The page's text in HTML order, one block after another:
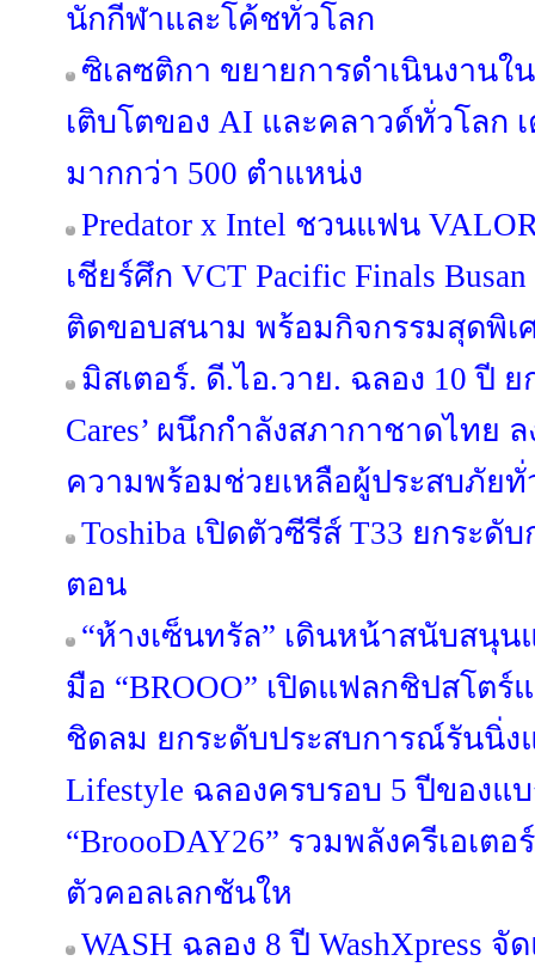
นักกีฬาและโค้ชทั่วโลก
ซิเลซติกา ขยายการดำเนินงานใ
เติบโตของ AI และคลาวด์ทั่วโลก
มากกว่า 500 ตำแหน่ง
Predator x Intel ชวนแฟน
เชียร์ศึก VCT Pacific Finals
ติดขอบสนาม พร้อมกิจกรรมสุดพิเ
มิสเตอร์. ดี.ไอ.วาย. ฉลอง 10 ปี ย
Cares’ ผนึกกำลังสภากาชาดไทย
ความพร้อมช่วยเหลือผู้ประสบภัยทั่
Toshiba เปิดตัวซีรีส์ T33 ยกระดั
ตอน
“ห้างเซ็นทรัล” เดินหน้าสนับสนุ
มือ “BROOO” เปิดแฟลกชิปสโต
ชิดลม ยกระดับประสบการณ์รันนิ่ง
Lifestyle ฉลองครบรอบ 5 ปีของแ
“BroooDAY26” รวมพลังครีเอเต
ตัวคอลเลกชันให
WASH ฉลอง 8 ปี WashXpress